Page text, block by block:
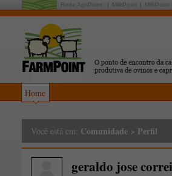
Rede AgriPoint: MilkPoint MilkPoint
Home
Você está em: Comunidade > Perfil
geraldo jose